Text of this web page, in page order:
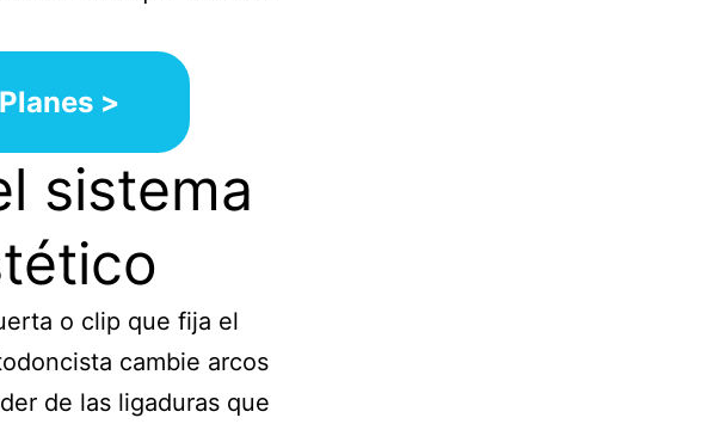
>
sistema
o clip que fija el
cambie arcos
de las ligaduras que